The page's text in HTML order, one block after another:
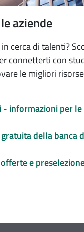
aziende
cerca di talenti?
connetterti con
le migliori
- informazioni per le
della banca
e preselezione